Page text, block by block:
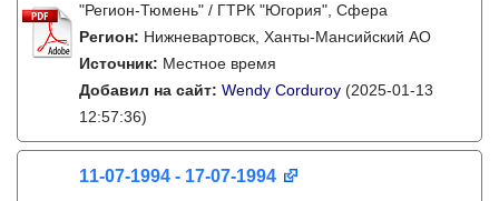
"Регион-Тюмень" / ГТРК "Югория", Сфера
Регион: Нижневартовск, Ханты-Мансийский АО
Источник: Местное время
Добавил на сайт: Wendy Corduroy (2025-01-13
12:57:36)
11-07-1994 - 17-07-1994